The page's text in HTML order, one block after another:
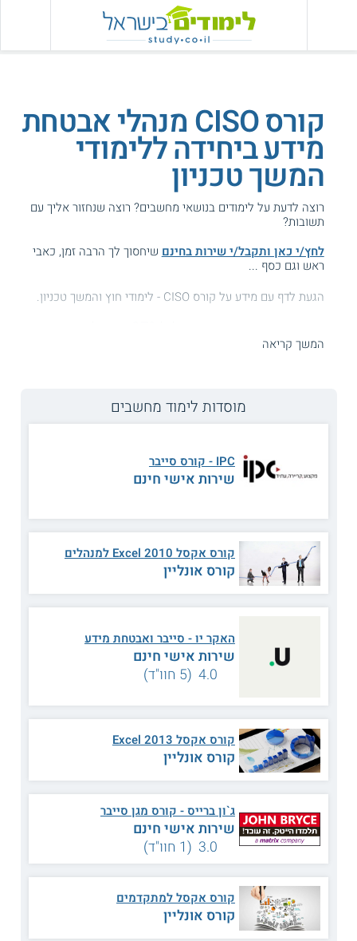
קורס CISO מנהלי אבטחת
מידע ביחידה ללימודי
המשך טכניון
רוצה לדעת על לימודים בנושאי מחשבים? רוצה שנחזור אליך עם
תשובות?
לחץ/י כאן ותקבל/י שירות בחינם שיחסוך לך הרבה זמן, כאבי
ראש וגם כסף ...
הגעת לדף עם מידע על קורס CISO - לימודי חוץ והמשך טכניון.
עזרנו גם לך? דרג אותנו:
מקצוענות, ושלל הסמכות
המובילים, המקיפים והמעמיקים בתחוםניהול אבטחת
מידע CISO
. תכנית הלימודים נועדה להעניק למשתתפים בקורס
את הכלים לניהול אבטחת מידע בארגונים ולניהול סיכונים. בתום
המסלול יוכלו הבוגרים לגשת לבחינות הסמכה חיצוניות ולזכות
בתעודות מקצוע בינלאומיות.
תנאי הקבלה ומתכונת הלימודים
לקורס CISO ביחידת לימודי המשך ולימודי חוץ של הטכניון
יתקבלו מועמדים בעלי רקע מתאים הקשור בשימוש מעשי
ברשתות תקשורת מבוססות Windows או
מערכות מידע, יועצים בתחום אבטחת המידע, או מבקרי מערכות
בהיקף כולל של כ – 240 שעות לימוד אקדמיות, והוא מתקיים
בתל-אביב.
מבין התכנים בקורס
ארכיטקטורות אבטחת מידע
רגולציות
הכנה לבחינת CCSA R75
חקירה וכללי אתיקה
היבטים שונים באבטחת מידע
הכנה לבחינת CISM
סיכונים
הכנה לבחינת CISSP
אבטחת רשתות ומערכות
תקשורת
אבטחה פיזית וסביבתית
המשך קריאה
מוסדות לימוד מחשבים
IPC - קורס סייבר
שירות אישי חינם
קורס אקסל 2010 Excel למנהלים
קורס אונליין
האקר יו - סייבר ואבטחת מידע
שירות אישי חינם
4.0 (5 חוו"ד)
קורס אקסל 2013 Excel
קורס אונליין
ג`ון ברייס - קורס מגן סייבר
שירות אישי חינם
3.0 (1 חוו"ד)
קורס אקסל למתקדמים
קורס אונליין